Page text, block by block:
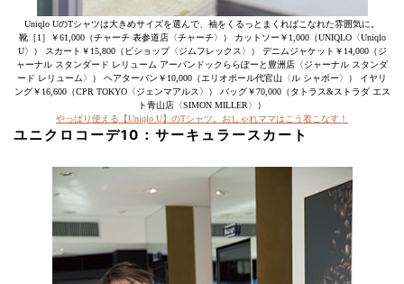
Uniqlo UのTシャツは大きめサイズを選んで、袖をくるっとまくればこなれた雰囲気に。
靴［1］￥61,000（チャーチ 表参道店〈チャーチ〉） カットソー￥1,000（UNIQLO〈Uniqlo
U〉） スカート￥15,800（ビショップ〈ジムフレックス〉） デニムジャケット￥14,000（ジ
ャーナル スタンダード レリューム アーバンドックららぽーと豊洲店〈ジャーナル スタンダ
ード レリューム〉） ヘアターバン￥10,000（エリオポール代官山〈ル シャポー〉） イヤリ
ング￥16,600（CPR TOKYO〈ジェンマアルス〉） バッグ￥70,000（タトラス&ストラダ エス
ト青山店〈SIMON MILLER〉）
やっぱり使える【Uniqlo U】のTシャツ。おしゃれママはこう着こなす！
ユニクロコーデ10： サーキュラースカート